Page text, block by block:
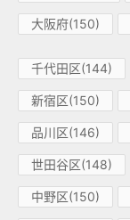
大阪府(150)
千代田区(144)
新宿区(150)
品川区(146)
世田谷区(148)
中野区(150)